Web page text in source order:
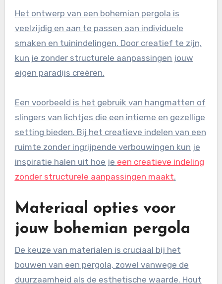
Het ontwerp van een bohemian pergola is
veelzijdig en aan te passen aan individuele
smaken en tuinindelingen. Door creatief te zijn,
kun je zonder structurele aanpassingen jouw
eigen paradijs creëren.
Een voorbeeld is het gebruik van hangmatten of
slingers van lichtjes die een intieme en gezellige
setting bieden. Bij het creatieve indelen van een
ruimte zonder ingrijpende verbouwingen kun je
inspiratie halen uit hoe je een creatieve indeling
zonder structurele aanpassingen maakt.
Materiaal opties voor
jouw bohemian pergola
De keuze van materialen is cruciaal bij het
bouwen van een pergola, zowel vanwege de
duurzaamheid als de esthetische waarde. Hout